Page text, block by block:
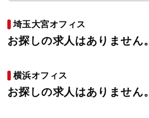
埼玉大宮オフィス
お探しの求人はありません。
横浜オフィス
お探しの求人はありません。